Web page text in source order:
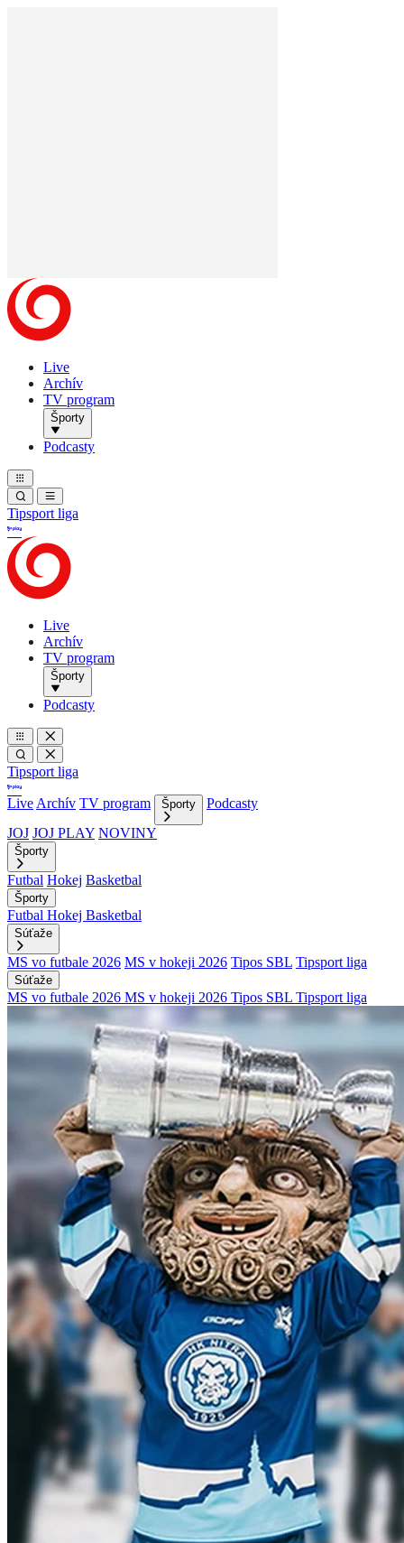
Live
Archív
TV program
Športy
Podcasty
Tipsport liga
Live
Archív
TV program
Športy
Podcasty
Tipsport liga
Live Archív TV program Športy
Podcasty
JOJ JOJ PLAY NOVINY
Športy
Futbal Hokej Basketbal
Športy
Futbal Hokej Basketbal
Súťaže
MS vo futbale 2026 MS v hokeji 2026 Tipos SBL Tipsport liga
Súťaže
MS vo futbale 2026 MS v hokeji 2026 Tipos SBL Tipsport liga